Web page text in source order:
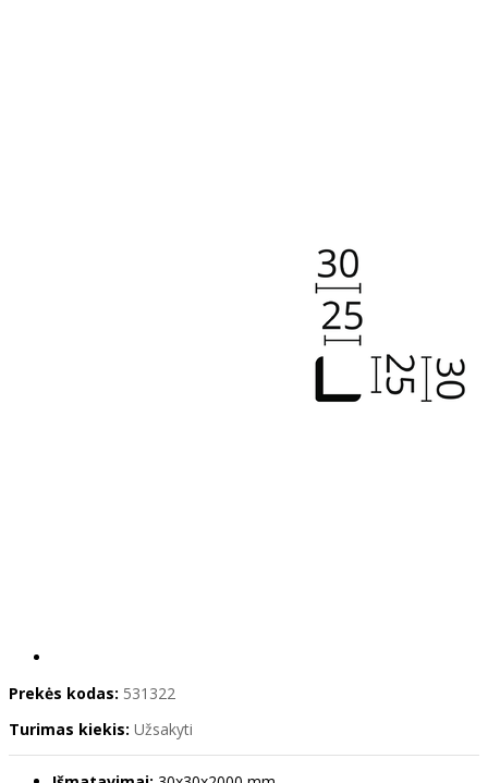
Prekės kodas: 531322
Turimas kiekis: Užsakyti